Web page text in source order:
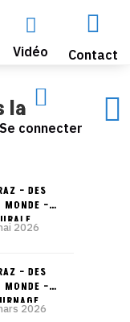

Vidéo

Contact

Se connecter

la
– DES
MONDE –
2026
– DES
MONDE –
2026